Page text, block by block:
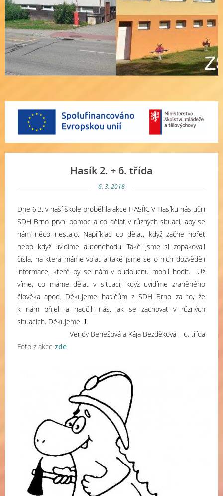
Hasík 2. + 6. třída
6. 3. 2018
Dne 6.3. v naší škole proběhla akce HASÍK. V Hasíku nás učili
SDH Brno první pomoc a co dělat v různých situací, aby se
nám něco nestalo. Například co dělat, když začne hořet
nebo když uvidíme autonehodu. Také jsme si zopakovali
čísla, na která máme volat a také jsme se o nich dozvěděli
informace, které by se nám v budoucnu mohli hodit. Už
víme, co máme dělat v situaci, když uvidíme zraněného
člověka apod. Děkujeme hasičům z SDH Brno za to, že
k nám přijeli a naučili nás, jak se zachovat v různých
situacích. Děkujeme. J
Vendy Benešová a Kája Bezděková – 6. třída
Foto z akce zde